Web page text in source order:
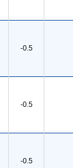
-0.5
-0.5
-0.5